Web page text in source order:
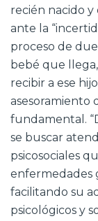
recién nacido y
ante la
proceso de
bebé que
recibir a ese
asesoramiento
fundamental.
se buscar
psicosociales
enfermedades
facilitando su
psicológicos y